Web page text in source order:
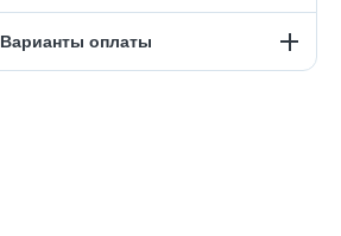
Варианты оплаты